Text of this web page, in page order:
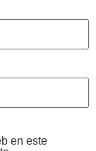
en este